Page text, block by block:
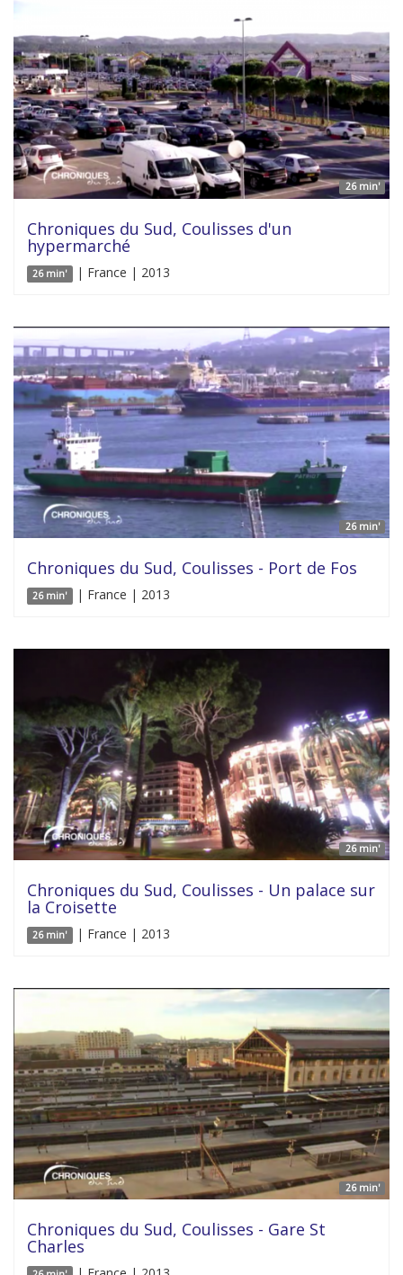
26 min'
Chroniques du Sud, Coulisses d'un
hypermarché
26 min' | France | 2013
26 min'
Chroniques du Sud, Coulisses - Port de Fos
26 min' | France | 2013
26 min'
Chroniques du Sud, Coulisses - Un palace sur
la Croisette
26 min' | France | 2013
26 min'
Chroniques du Sud, Coulisses - Gare St
Charles